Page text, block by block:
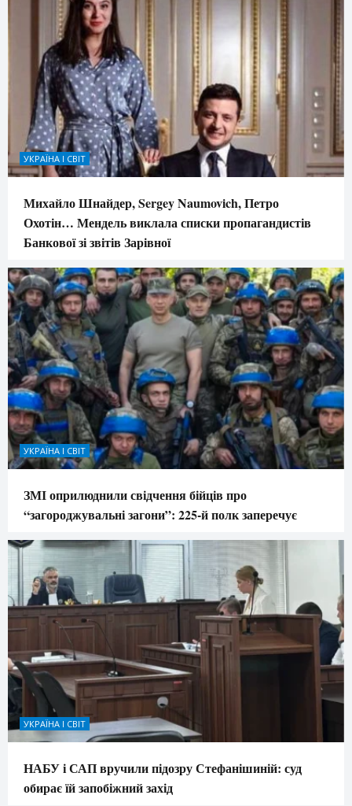
УКРАЇНА І СВІТ
Михайло Шнайдер, Sergey Naumovich, Петро
Охотін… Мендель виклала списки пропагандистів
Банкової зі звітів Зарівної
УКРАЇНА І СВІТ
ЗМІ оприлюднили свідчення бійців про
“загороджувальні загони”: 225-й полк заперечує
УКРАЇНА І СВІТ
НАБУ і САП вручили підозру Стефанішиній: суд
обирає їй запобіжний захід